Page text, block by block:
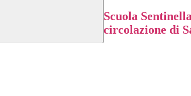
Scuola
circolazione di